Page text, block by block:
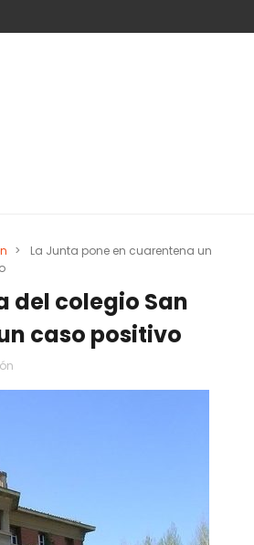
>
La Junta pone en cuarentena un
del colegio San
caso positivo